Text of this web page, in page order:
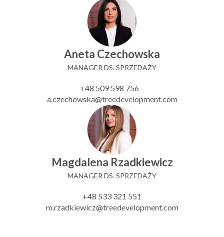
Aneta Czechowska
MANAGER DS. SPRZEDAŻY
+48 509 598 756
a.czechowska@treedevelopment.com
Magdalena Rzadkiewicz
MANAGER DS. SPRZEDAŻY
+48 533 321 551
m.rzadkiewicz@treedevelopment.com